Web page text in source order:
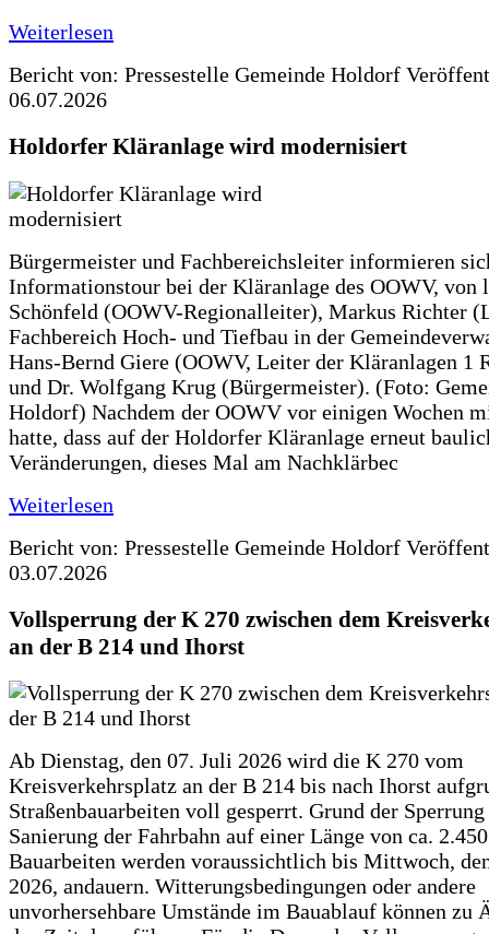
Weiterlesen
Bericht von: Pressestelle Gemeinde Holdorf
06.07.2026
Holdorfer Kläranlage wird modernisiert
Bürgermeister und Fachbereichsleiter informieren
Informationstour bei der Kläranlage des OOWV, von
Schönfeld (OOWV-Regionalleiter), Markus Richter
Fachbereich Hoch- und Tiefbau in der
Hans-Bernd Giere (OOWV, Leiter der Kläranlagen 1
und Dr. Wolfgang Krug (Bürgermeister). (Foto:
Holdorf) Nachdem der OOWV vor einigen Wochen
hatte, dass auf der Holdorfer Kläranlage erneut
Veränderungen, dieses Mal am Nachklärbec
Weiterlesen
Bericht von: Pressestelle Gemeinde Holdorf
03.07.2026
Vollsperrung der K 270 zwischen dem
an der B 214 und Ihorst
Ab Dienstag, den 07. Juli 2026 wird die K 270 vom
Kreisverkehrsplatz an der B 214 bis nach Ihorst
Straßenbauarbeiten voll gesperrt. Grund der
Sanierung der Fahrbahn auf einer Länge von ca.
Bauarbeiten werden voraussichtlich bis Mittwoch,
2026, andauern. Witterungsbedingungen oder andere
unvorhersehbare Umstände im Bauablauf können zu